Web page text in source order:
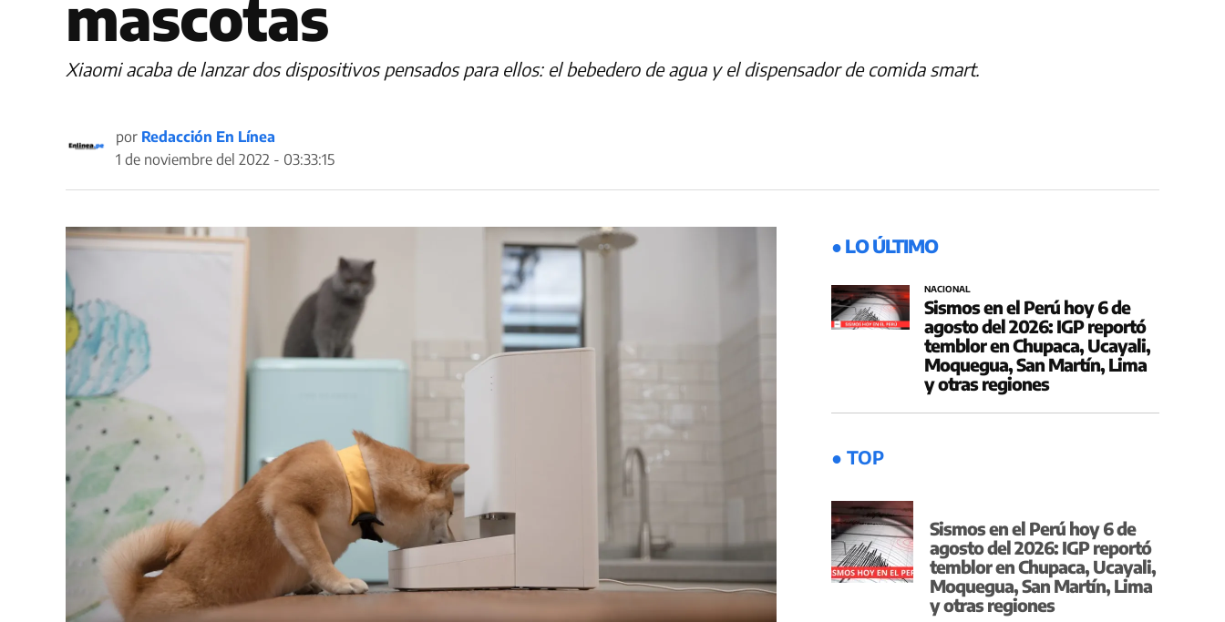
mascotas
Xiaomi acaba de lanzar dos dispositivos pensados para ellos: el bebedero de agua y el dispensador de comida smart.
por Redacción En Línea
1 de noviembre del 2022 - 03:33:15
● LO ÚLTIMO
NACIONAL
Sismos en el Perú hoy 6 de
agosto del 2026: IGP reportó
temblor en Chupaca, Ucayali,
Moquegua, San Martín, Lima
y otras regiones
● TOP
Sismos en el Perú hoy 6 de
agosto del 2026: IGP reportó
temblor en Chupaca, Ucayali,
Moquegua, San Martín, Lima
y otras regiones